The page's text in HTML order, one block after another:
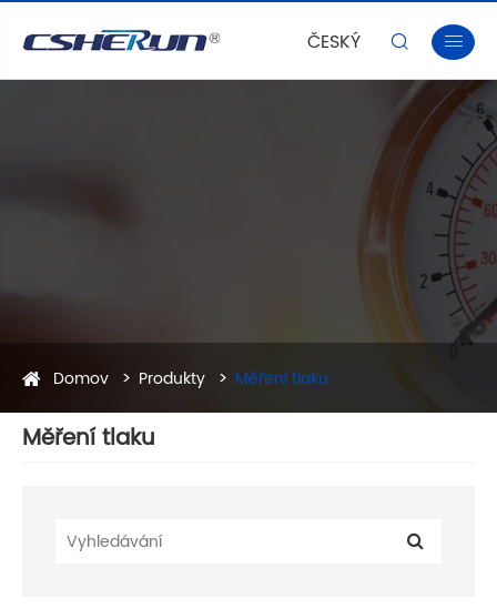
ČESKÝ  
Domov Produkty Měření tlaku
Měření tlaku